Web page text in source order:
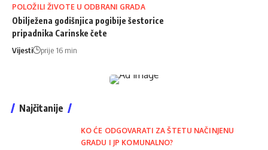
POLOŽILI ŽIVOTE U ODBRANI GRADA
Obilježena godišnjica pogibije šestorice
pripadnika Carinske čete
Vijesti prije 16 min
Najčitanije
KO ĆE ODGOVARATI ZA ŠTETU NAČINJENU
GRADU I JP KOMUNALNO?